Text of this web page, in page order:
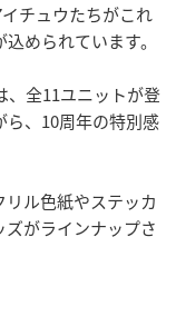
チュウたちがこれ
められています。
、全11ユニットが登
、10周年の特別感
ル色紙やステッカ
がラインナップさ